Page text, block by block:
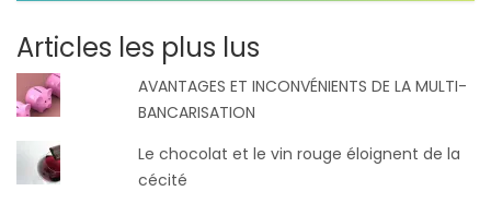
Articles les plus lus
AVANTAGES ET INCONVÉNIENTS DE LA MULTI-
BANCARISATION
Le chocolat et le vin rouge éloignent de la
cécité